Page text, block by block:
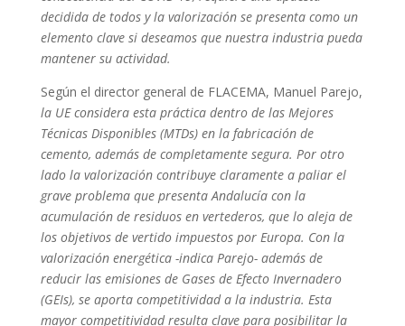
decidida de todos y la valorización se presenta como un
elemento clave si deseamos que nuestra industria pueda
mantener su actividad.
Según el director general de FLACEMA, Manuel Parejo,
la UE considera esta práctica dentro de las Mejores
Técnicas Disponibles (MTDs) en la fabricación de
cemento, además de completamente segura. Por otro
lado la valorización contribuye claramente a paliar el
grave problema que presenta Andalucía con la
acumulación de residuos en vertederos, que lo aleja de
los objetivos de vertido impuestos por Europa. Con la
valorización energética -indica Parejo- además de
reducir las emisiones de Gases de Efecto Invernadero
(GEIs), se aporta competitividad a la industria. Esta
mayor competitividad resulta clave para posibilitar la